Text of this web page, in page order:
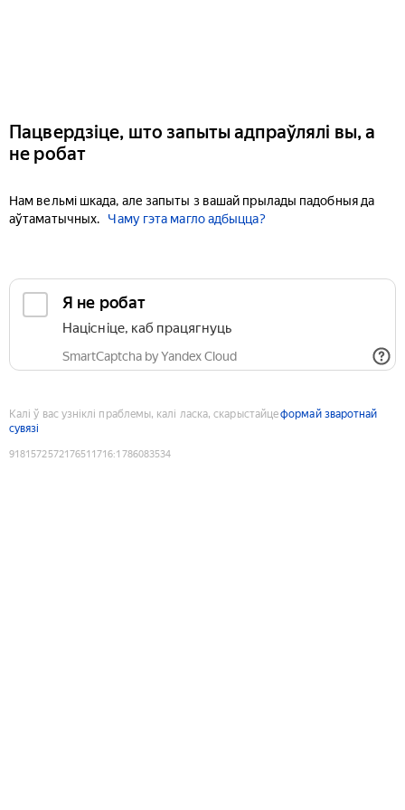
Пацвердзіце, што запыты адпраўлялі вы, а
не робат
Нам вельмі шкада, але запыты з вашай прылады падобныя да
аўтаматычных.
Чаму гэта магло адбыцца?
Я не робат
Націсніце, каб працягнуць
SmartCaptcha by Yandex Cloud
Калі ў вас узніклі праблемы, калі ласка, скарыстайцеформай зваротнай
сувязі
9181572572176511716:1786083534